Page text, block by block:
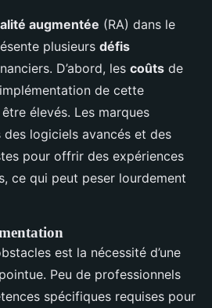
augmentée (RA) dans le
plusieurs défis
D’abord, les coûts de
de cette
élevés. Les marques
logiciels avancés et des
pour offrir des expériences
ce qui peut peser lourdement
est la nécessité d’une
Peu de professionnels
spécifiques requises pour